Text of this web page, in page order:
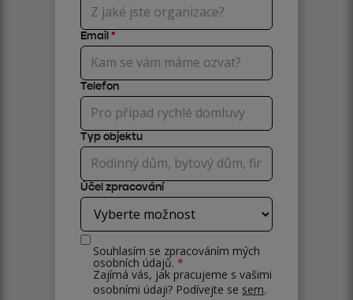
Email*
Telefon
Typ objektu
Účel zpracování
Souhlasím se zpracováním mých
osobních údajů.*
Zajímá vás, jak pracujeme s vašimi
osobními údaji? Podívejte se sem.